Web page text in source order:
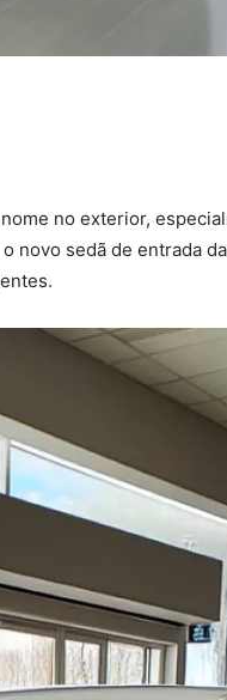
no exterior,
sedã de entrada